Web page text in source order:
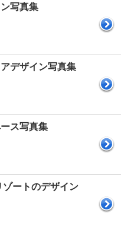
写真集
デザイン写真集
ス写真集
ートのデザイン